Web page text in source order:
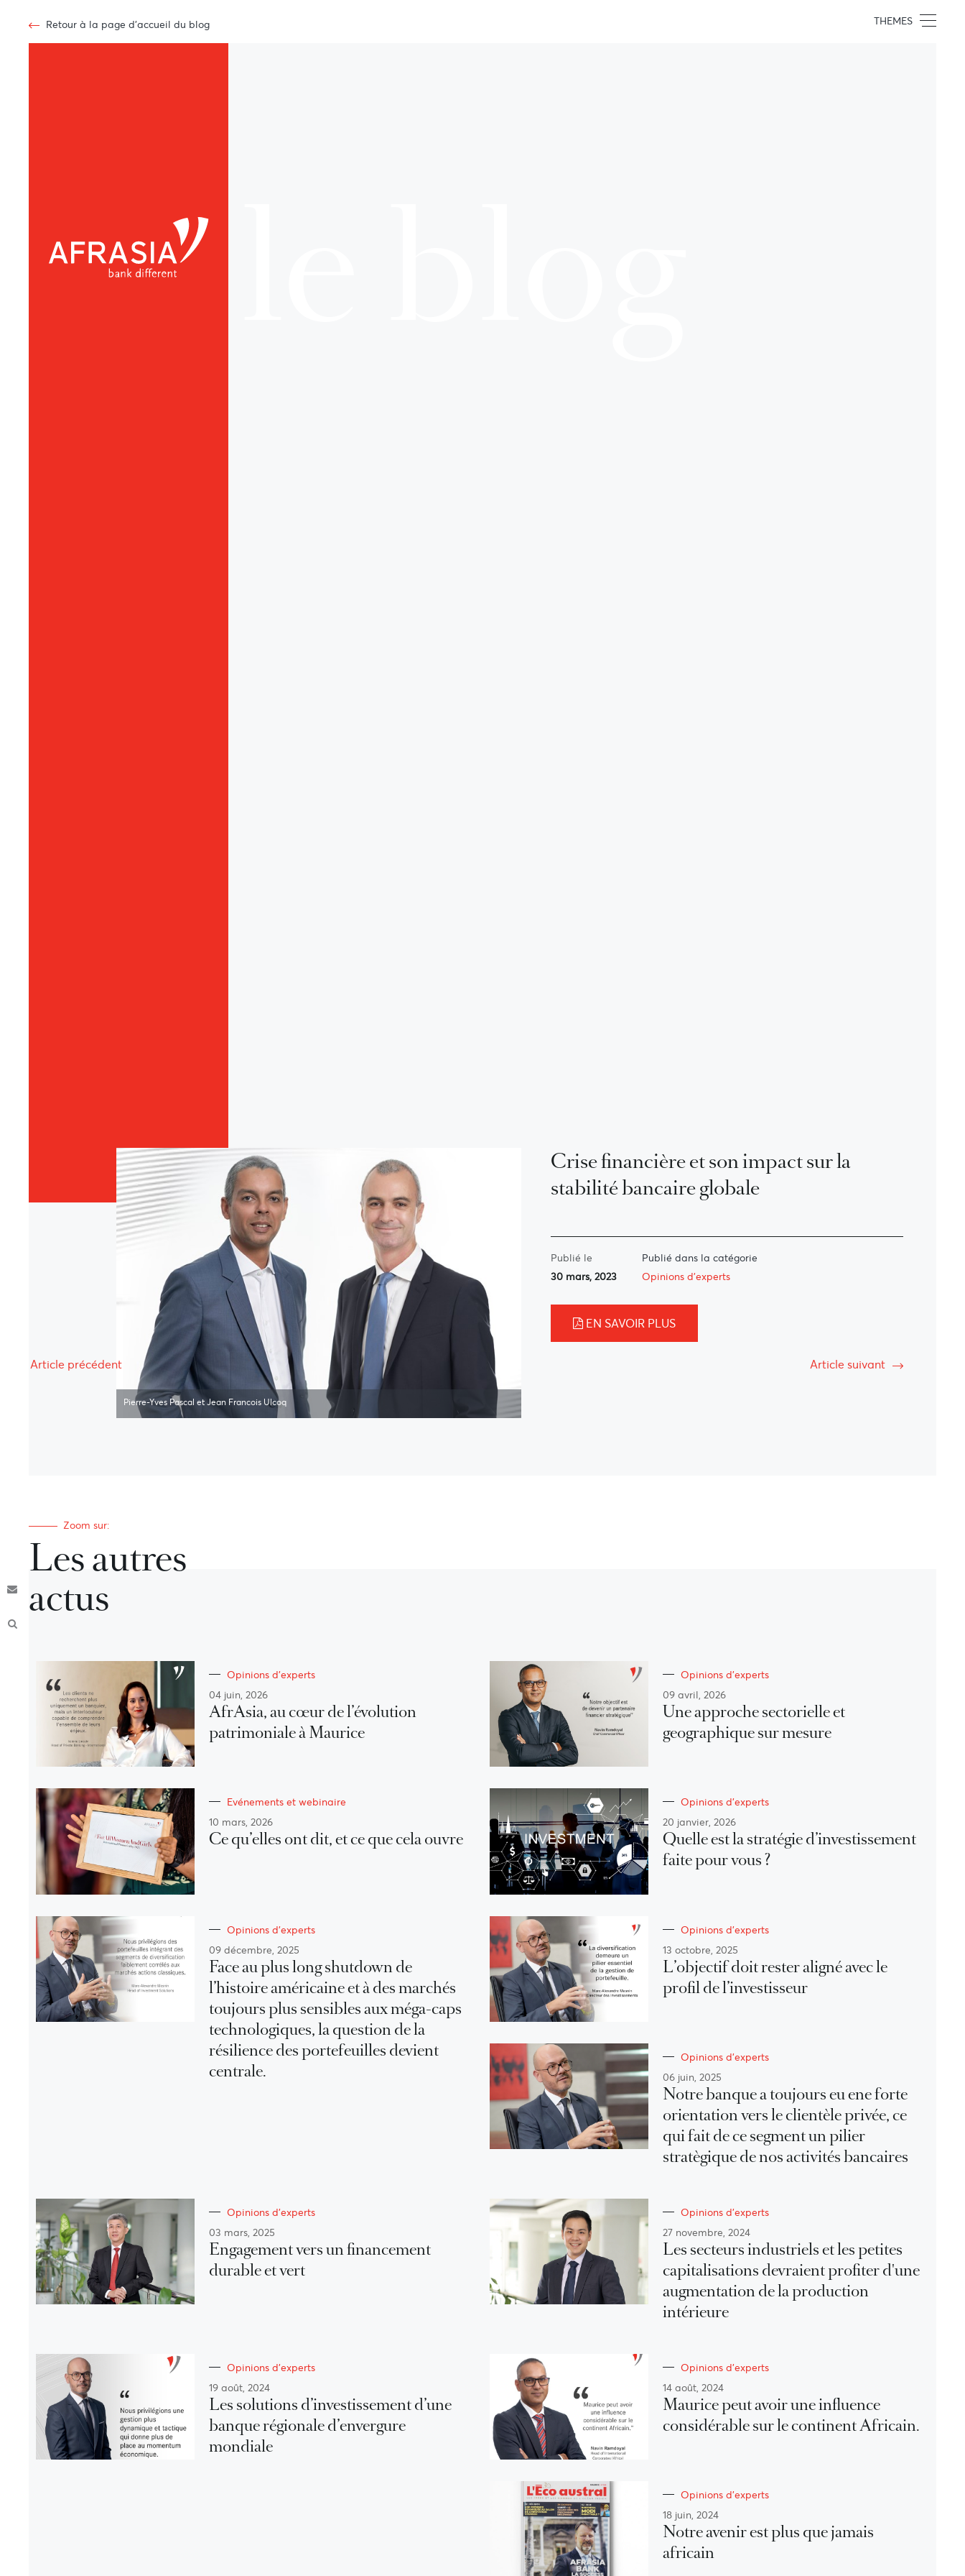
Retour à la page d'accueil du blog THEMES
Pierre-Yves Pascal et Jean Francois Ulcoq
Crise financière et son impact sur la
stabilité bancaire globale
Publié le
30 mars, 2023
Publié dans la catégorie
Opinions d'experts
EN SAVOIR PLUS
Article précédent Article suivant
Zoom sur:
Les autres
actus
Opinions d'experts
04 juin, 2026
AfrAsia, au cœur de l’évolution
patrimoniale à Maurice
Opinions d'experts
09 avril, 2026
Une approche sectorielle et
geographique sur mesure
Evénements et webinaire
10 mars, 2026
Ce qu’elles ont dit, et ce que cela ouvre
Opinions d'experts
20 janvier, 2026
Quelle est la stratégie d’investissement
faite pour vous ?
Opinions d'experts
09 décembre, 2025
Face au plus long shutdown de
l’histoire américaine et à des marchés
toujours plus sensibles aux méga-caps
technologiques, la question de la
résilience des portefeuilles devient
centrale.
Opinions d'experts
13 octobre, 2025
L’objectif doit rester aligné avec le
profil de l’investisseur
Opinions d'experts
06 juin, 2025
Notre banque a toujours eu ene forte
orientation vers le clientèle privée, ce
qui fait de ce segment un pilier
stratègique de nos activités bancaires
Opinions d'experts
03 mars, 2025
Engagement vers un financement
durable et vert
Opinions d'experts
27 novembre, 2024
Les secteurs industriels et les petites
capitalisations devraient profiter d'une
augmentation de la production
intérieure
Opinions d'experts
19 août, 2024
Les solutions d’investissement d’une
banque régionale d’envergure
mondiale
Opinions d'experts
14 août, 2024
Maurice peut avoir une influence
considérable sur le continent Africain.
Opinions d'experts
18 juin, 2024
Notre avenir est plus que jamais
africain